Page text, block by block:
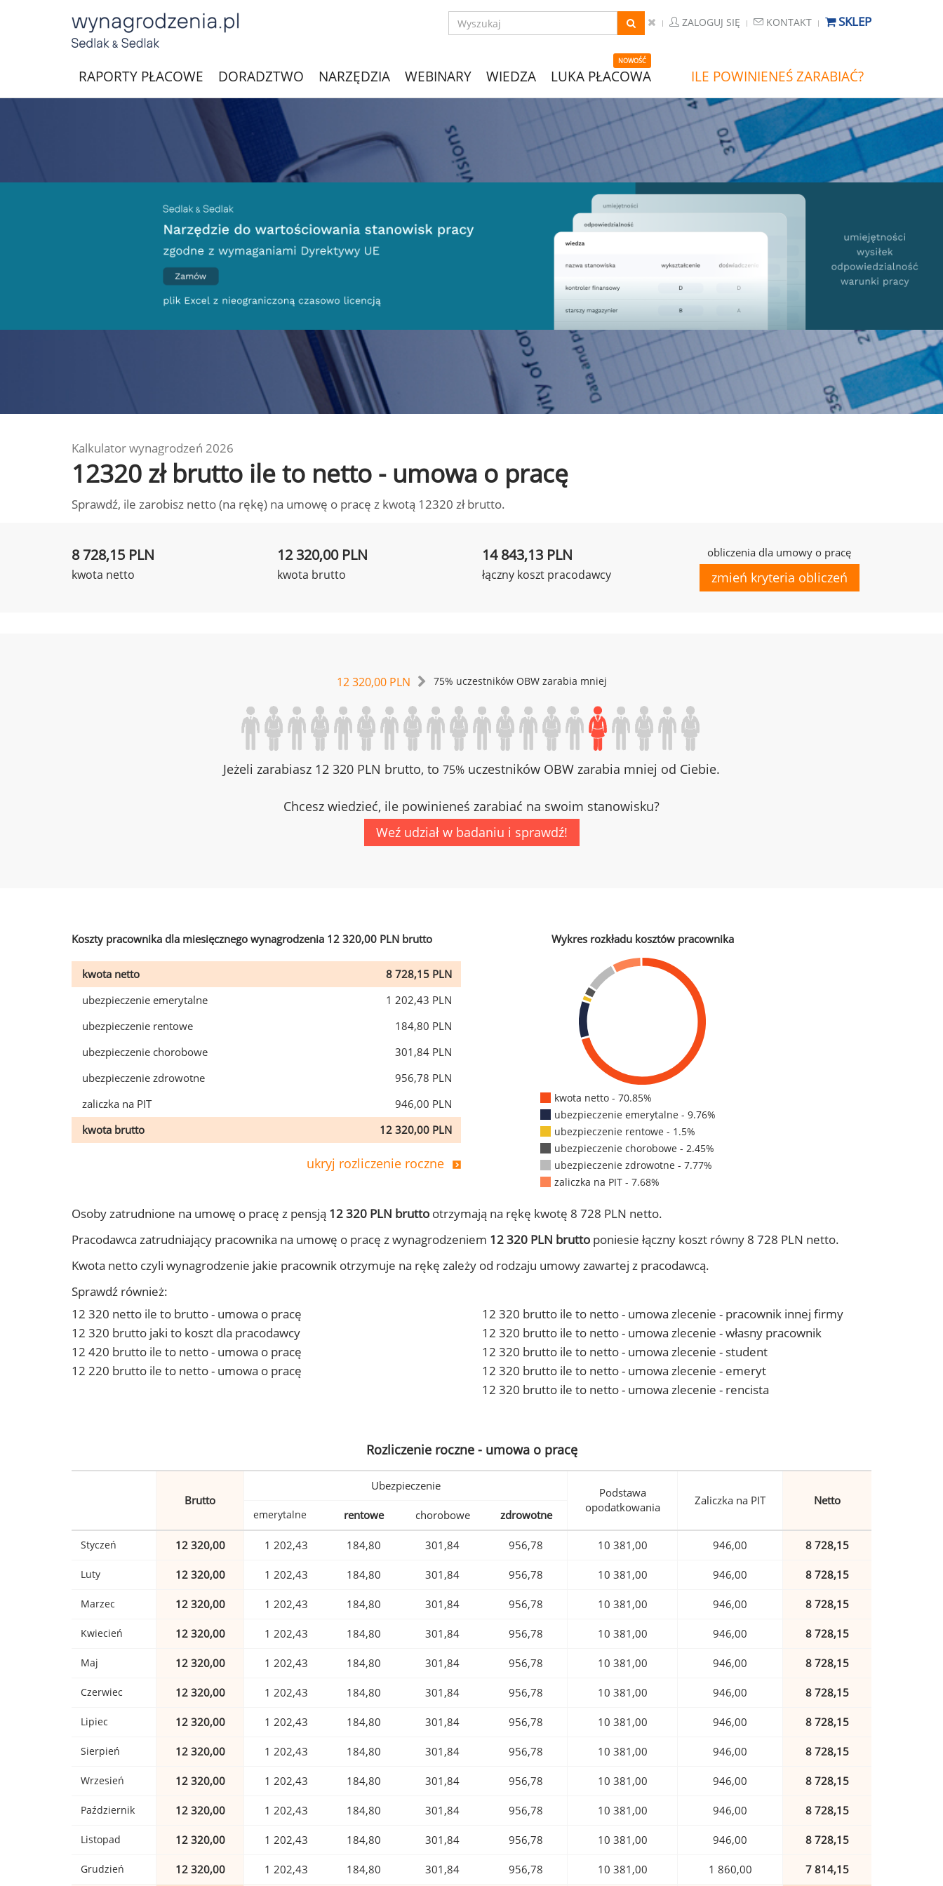
ZALOGUJ SIĘ KONTAKT SKLEP
RAPORTY PŁACOWE DORADZTWO NARZĘDZIA WEBINARY WIEDZA
NOWOŚĆ
LUKA PŁACOWA ILE POWINIENEŚ ZARABIAĆ?
Kalkulator wynagrodzeń 2026
12320 zł brutto ile to netto - umowa o pracę
Sprawdź, ile zarobisz netto (na rękę) na umowę o pracę z kwotą 12320 zł brutto.
8 728,15 PLN
kwota netto
12 320,00 PLN
kwota brutto
14 843,13 PLN
łączny koszt pracodawcy
obliczenia dla umowy o pracę
zmień kryteria obliczeń
12 320,00 PLN 75% uczestników OBW zarabia mniej
Jeżeli zarabiasz 12 320 PLN brutto, to 75% uczestników OBW zarabia mniej od Ciebie.
Chcesz wiedzieć, ile powinieneś zarabiać na swoim stanowisku?
Weź udział w badaniu i sprawdź!
Koszty pracownika dla miesięcznego wynagrodzenia 12 320,00 PLN brutto
kwota netto
8 728,15 PLN
ubezpieczenie emerytalne
1 202,43 PLN
ubezpieczenie rentowe
184,80 PLN
ubezpieczenie chorobowe
301,84 PLN
ubezpieczenie zdrowotne
956,78 PLN
zaliczka na PIT
946,00 PLN
kwota brutto
12 320,00 PLN
ukryj rozliczenie roczne
Wykres rozkładu kosztów pracownika
kwota netto - 70.85%
ubezpieczenie emerytalne - 9.76%
ubezpieczenie rentowe - 1.5%
ubezpieczenie chorobowe - 2.45%
ubezpieczenie zdrowotne - 7.77%
zaliczka na PIT - 7.68%
Osoby zatrudnione na umowę o pracę z pensją 12 320 PLN brutto otrzymają na rękę kwotę 8 728 PLN netto.
Pracodawca zatrudniający pracownika na umowę o pracę z wynagrodzeniem 12 320 PLN brutto poniesie łączny koszt równy 8 728 PLN netto.
Kwota netto czyli wynagrodzenie jakie pracownik otrzymuje na rękę zależy od rodzaju umowy zawartej z pracodawcą.
Sprawdź również:
12 320 netto ile to brutto - umowa o pracę
12 320 brutto jaki to koszt dla pracodawcy
12 420 brutto ile to netto - umowa o pracę
12 220 brutto ile to netto - umowa o pracę
12 320 brutto ile to netto - umowa zlecenie - pracownik innej firmy
12 320 brutto ile to netto - umowa zlecenie - własny pracownik
12 320 brutto ile to netto - umowa zlecenie - student
12 320 brutto ile to netto - umowa zlecenie - emeryt
12 320 brutto ile to netto - umowa zlecenie - rencista
Rozliczenie roczne - umowa o pracę
Brutto
Ubezpieczenie
Podstawa
opodatkowania
Zaliczka na PIT Netto
emerytalne rentowe chorobowe zdrowotne
Styczeń 12 320,00 1 202,43 184,80 301,84 956,78 10 381,00 946,00 8 728,15
Luty 12 320,00 1 202,43 184,80 301,84 956,78 10 381,00 946,00 8 728,15
Marzec 12 320,00 1 202,43 184,80 301,84 956,78 10 381,00 946,00 8 728,15
Kwiecień 12 320,00 1 202,43 184,80 301,84 956,78 10 381,00 946,00 8 728,15
Maj 12 320,00 1 202,43 184,80 301,84 956,78 10 381,00 946,00 8 728,15
Czerwiec 12 320,00 1 202,43 184,80 301,84 956,78 10 381,00 946,00 8 728,15
Lipiec 12 320,00 1 202,43 184,80 301,84 956,78 10 381,00 946,00 8 728,15
Sierpień 12 320,00 1 202,43 184,80 301,84 956,78 10 381,00 946,00 8 728,15
Wrzesień 12 320,00 1 202,43 184,80 301,84 956,78 10 381,00 946,00 8 728,15
Październik 12 320,00 1 202,43 184,80 301,84 956,78 10 381,00 946,00 8 728,15
Listopad 12 320,00 1 202,43 184,80 301,84 956,78 10 381,00 946,00 8 728,15
Grudzień 12 320,00 1 202,43 184,80 301,84 956,78 10 381,00 1 860,00 7 814,15